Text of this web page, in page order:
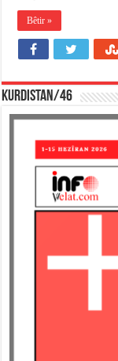
Bêtir »
KURDISTAN/46